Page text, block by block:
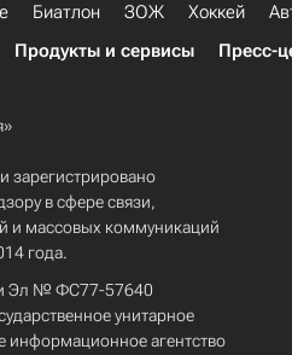
Биатлон ЗОЖ Хоккей
Продукты и сервисы Пресс-
зарегистрировано
в сфере связи,
и массовых коммуникаций
года.
Эл № ФС77-57640
унитарное
информационное агентство